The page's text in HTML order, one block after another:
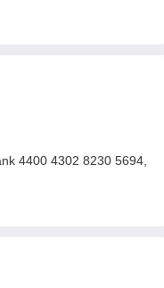
4400 4302 8230 5694,